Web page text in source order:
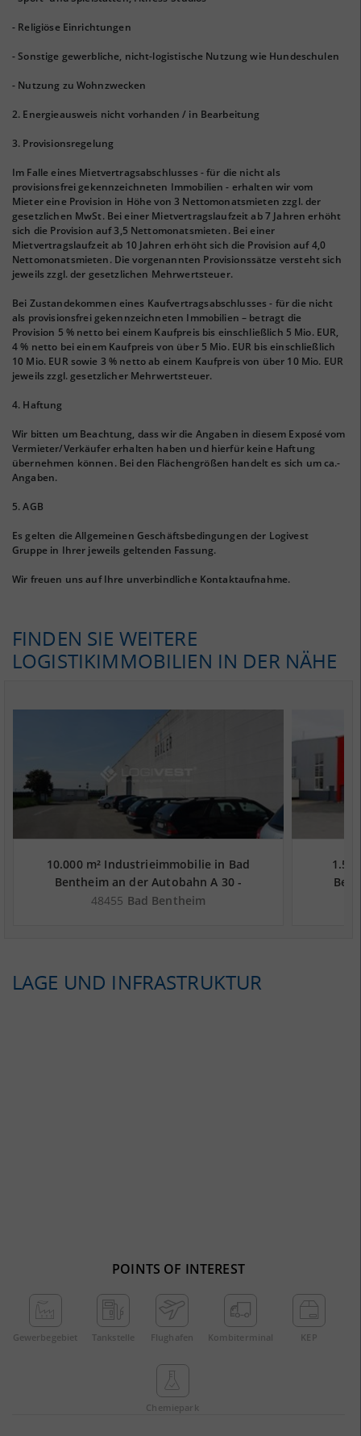
- Religiöse Einrichtungen
- Sonstige gewerbliche, nicht-logistische Nutzung wie Hundeschulen
- Nutzung zu Wohnzwecken
2. Energieausweis nicht vorhanden / in Bearbeitung
3. Provisionsregelung
Im Falle eines Mietvertragsabschlusses - für die nicht als
provisionsfrei gekennzeichneten Immobilien - erhalten wir vom
Mieter eine Provision in Höhe von 3 Nettomonatsmieten zzgl. der
gesetzlichen MwSt. Bei einer Mietvertragslaufzeit ab 7 Jahren erhöht
sich die Provision auf 3,5 Nettomonatsmieten. Bei einer
Mietvertragslaufzeit ab 10 Jahren erhöht sich die Provision auf 4,0
Nettomonatsmieten. Die vorgenannten Provisionssätze versteht sich
jeweils zzgl. der gesetzlichen Mehrwertsteuer.
Bei Zustandekommen eines Kaufvertragsabschlusses - für die nicht
als provisionsfrei gekennzeichneten Immobilien – betragt die
Provision 5 % netto bei einem Kaufpreis bis einschließlich 5 Mio. EUR,
4 % netto bei einem Kaufpreis von über 5 Mio. EUR bis einschließlich
10 Mio. EUR sowie 3 % netto ab einem Kaufpreis von über 10 Mio. EUR
jeweils zzgl. gesetzlicher Mehrwertsteuer.
4. Haftung
Wir bitten um Beachtung, dass wir die Angaben in diesem Exposé vom
Vermieter/Verkäufer erhalten haben und hierfür keine Haftung
übernehmen können. Bei den Flächengrößen handelt es sich um ca.-
Angaben.
5. AGB
Es gelten die Allgemeinen Geschäftsbedingungen der Logivest
Gruppe in Ihrer jeweils geltenden Fassung.
Wir freuen uns auf Ihre unverbindliche Kontaktaufnahme.
FINDEN SIE WEITERE
LOGISTIKIMMOBILIEN IN DER NÄHE
10.000 m² Industrieimmobilie in Bad
Bentheim an der Autobahn A 30 -
Landkreis Grafschaft Bentheim
48455 Bad Bentheim
LAGE UND INFRASTRUKTUR
POINTS OF INTEREST
Gewerbe­gebiet Tankstelle Flughafen Kombi­terminal KEP
Chemie­park